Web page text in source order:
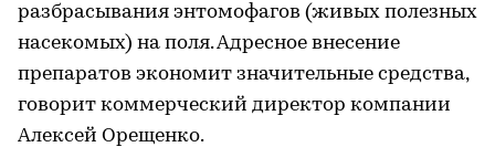
разбрасывания энтомофагов (живых полезных
насекомых) на поля. Адресное внесение
препаратов экономит значительные средства,
говорит коммерческий директор компании
Алексей Орещенко.